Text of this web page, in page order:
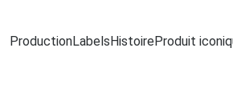
ProductionLabelsHistoireProduit